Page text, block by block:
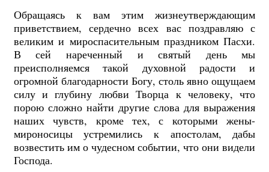
Обращаясь к вам этим жизнеутверждающим
приветствием, сердечно всех вас поздравляю с
великим и мироспасительным праздником Пасхи.
В сей нареченный и святый день мы
преисполняемся такой духовной радости и
огромной благодарности Богу, столь явно ощущаем
силу и глубину любви Творца к человеку, что
порою сложно найти другие слова для выражения
наших чувств, кроме тех, с которыми жены-
мироносицы устремились к апостолам, дабы
возвестить им о чудесном событии, что они видели
Господа.